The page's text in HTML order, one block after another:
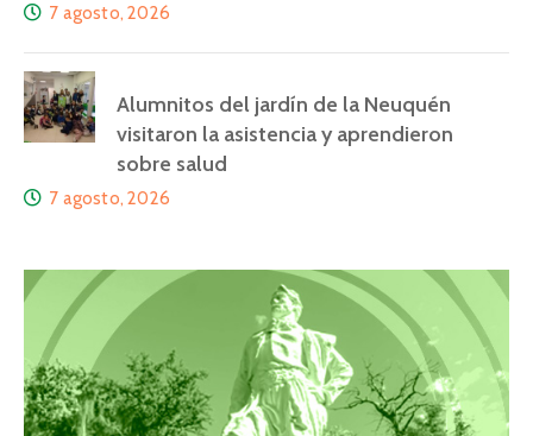
7 agosto, 2026
Alumnitos del jardín de la Neuquén
visitaron la asistencia y aprendieron
sobre salud
7 agosto, 2026